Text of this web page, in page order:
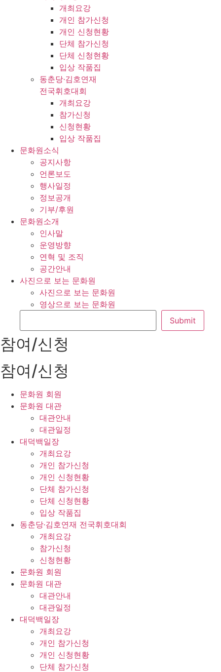
개최요강
개인 참가신청
개인 신청현황
단체 참가신청
단체 신청현황
입상 작품집
동춘당·김호연재
전국휘호대회
개최요강
참가신청
신청현황
입상 작품집
문화원소식
공지사항
언론보도
행사일정
정보공개
기부/후원
문화원소개
인사말
운영방향
연혁 및 조직
공간안내
사진으로 보는 문화원
사진으로 보는 문화원
영상으로 보는 문화원
참여/신청
참여/신청
문화원 회원
문화원 대관
대관안내
대관일정
대덕백일장
개최요강
개인 참가신청
개인 신청현황
단체 참가신청
단체 신청현황
입상 작품집
동춘당·김호연재 전국휘호대회
개최요강
참가신청
신청현황
문화원 회원
문화원 대관
대관안내
대관일정
대덕백일장
개최요강
개인 참가신청
개인 신청현황
단체 참가신청